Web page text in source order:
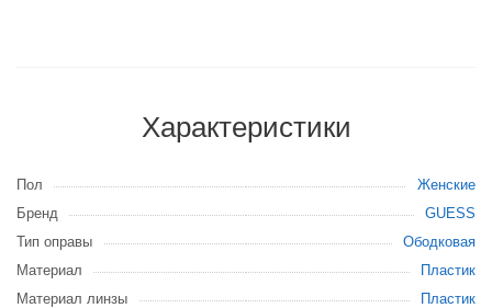
Характеристики
Пол
Женские
Бренд
GUESS
Тип оправы
Ободковая
Материал
Пластик
Материал линзы
Пластик